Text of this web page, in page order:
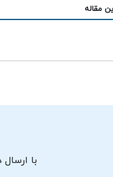
مقاله
با